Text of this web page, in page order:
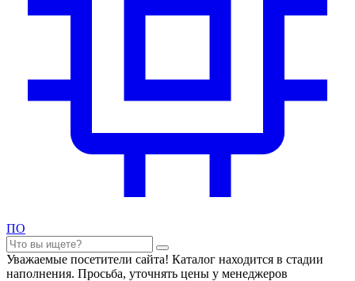
ПО
Уважаемые посетители сайта! Каталог находится в стадии
наполнения. Просьба, уточнять цены у менеджеров